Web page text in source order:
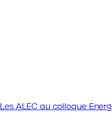
Les ALEC au colloque